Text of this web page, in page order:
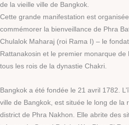
de la vieille ville de Bangkok.
Cette grande manifestation est
commémorer la bienveillance de Phra
Chulalok Maharaj (roi Rama I) – le
Rattanakosin et le premier monarque de
tous les rois de la dynastie Chakri.
Bangkok a été fondée le 21 avril 1782.
ville de Bangkok, est située le long de la
district de Phra Nakhon. Elle abrite des